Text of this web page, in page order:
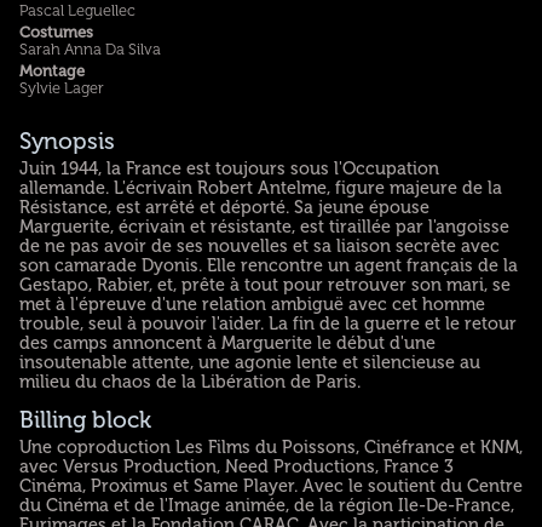
Pascal Leguellec
Costumes
Sarah Anna Da Silva
Montage
Sylvie Lager
Synopsis
Juin 1944, la France est toujours sous l'Occupation
allemande. L'écrivain Robert Antelme, figure majeure de la
Résistance, est arrêté et déporté. Sa jeune épouse
Marguerite, écrivain et résistante, est tiraillée par l'angoisse
de ne pas avoir de ses nouvelles et sa liaison secrète avec
son camarade Dyonis. Elle rencontre un agent français de la
Gestapo, Rabier, et, prête à tout pour retrouver son mari, se
met à l'épreuve d'une relation ambiguë avec cet homme
trouble, seul à pouvoir l'aider. La fin de la guerre et le retour
des camps annoncent à Marguerite le début d'une
insoutenable attente, une agonie lente et silencieuse au
milieu du chaos de la Libération de Paris.
Billing block
Une coproduction Les Films du Poissons, Cinéfrance et KNM,
avec Versus Production, Need Productions, France 3
Cinéma, Proximus et Same Player. Avec le soutient du Centre
du Cinéma et de l'Image animée, de la région Ile-De-France,